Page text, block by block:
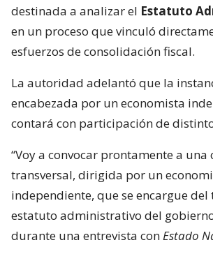
destinada a analizar el Estatuto
en un proceso que vinculó
esfuerzos de consolidación fiscal.
La autoridad adelantó que la
encabezada por un economista
contará con participación de
“Voy a convocar prontamente a una
transversal, dirigida por un
independiente, que se encargue del
estatuto administrativo del
durante una entrevista conEstado